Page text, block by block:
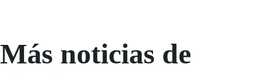
Más noticias de